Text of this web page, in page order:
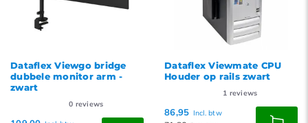
Dataflex Viewgo bridge
dubbele monitor arm -
zwart
0 reviews
Dataflex Viewmate CPU
Houder op rails zwart
1 reviews
86,95 Incl. btw